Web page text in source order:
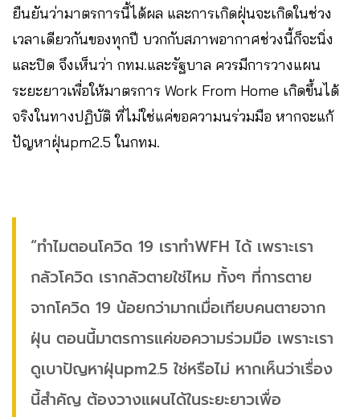
ยืนยันว่ามาตรการนี้ได้ผล และการเกิดฝุ่นจะเกิดในช่วง
เวลาเดียวกันของทุกปี บวกกับสภาพอากาศช่วงนี้ก็จะนิ่ง
และปิด จึงเห็นว่า กทม.และรัฐบาล ควรมีการวางแผน
ระยะยาวเพื่อให้มาตรการ Work From Home เกิดขึ้นได้
จริงในทางปฏิบัติ ที่ไม่ใช่แค่ขอความนร่วมมือ หากจะแก้
ปัญหาฝุ่นpm2.5 ในกทม.
“ทำไมตอนโควิด 19 เราทำWFH ได้ เพราะเรา
กลัวโควิด เรากลัวตายใช่ไหม ทั้งๆ ที่การตาย
จากโควิด 19 น้อยกว่ามากเมื่อเทียบคนตายจาก
ฝุ่น ตอนนี้มาตรการแค่ขอความร่วมมือ เพราะเรา
ดูเบาปัญหาฝุ่นpm2.5 ใช่หรือไม่ หากเห็นว่าเรื่อง
นี้สำคัญ ต้องวางแผนได้ในระยะยาวเพื่อ